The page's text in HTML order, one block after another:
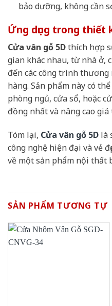
bảo dưỡng, không cần
Ứng dụng trong thiết
Cửa vân gỗ 5Dthích hợp
gian khác nhau, từ nhà ở,
đến các công trình
hàng. Sản phẩm này có
phòng ngủ, cửa sổ, hoặc
đồng nhất và nâng cao
Tóm lại, Cửa vân gỗ 5D là
công nghệ hiện đại và vẻ
về một sản phẩm nội thất
SẢN PHẨM TƯƠNG TỰ